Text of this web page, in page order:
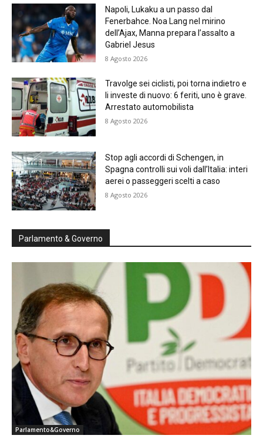
Napoli, Lukaku a un passo dal
Fenerbahce. Noa Lang nel mirino
dell’Ajax, Manna prepara l’assalto a
Gabriel Jesus
8 Agosto 2026
Travolge sei ciclisti, poi torna indietro e
li investe di nuovo: 6 feriti, uno è grave.
Arrestato automobilista
8 Agosto 2026
Stop agli accordi di Schengen, in
Spagna controlli sui voli dall’Italia: interi
aerei o passeggeri scelti a caso
8 Agosto 2026
Parlamento & Governo
Parlamento&Governo